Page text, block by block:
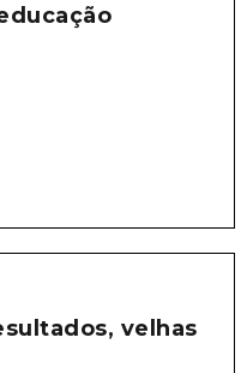
velhas